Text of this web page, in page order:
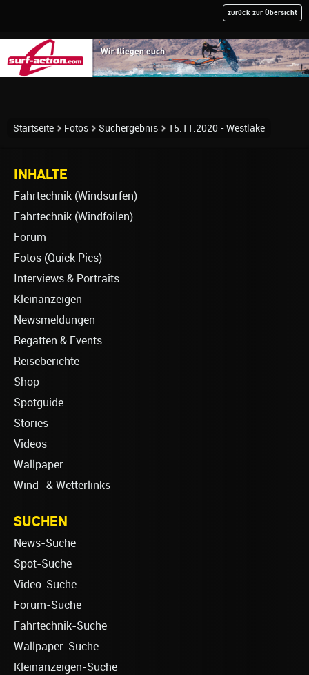
zurück zur Übersicht
Startseite Fotos Suchergebnis 15.11.2020 - Westlake
INHALTE
Fahrtechnik (Windsurfen)
Fahrtechnik (Windfoilen)
Forum
Fotos (Quick Pics)
Interviews & Portraits
Kleinanzeigen
Newsmeldungen
Regatten & Events
Reiseberichte
Shop
Spotguide
Stories
Videos
Wallpaper
Wind- & Wetterlinks
SUCHEN
News-Suche
Spot-Suche
Video-Suche
Forum-Suche
Fahrtechnik-Suche
Wallpaper-Suche
Kleinanzeigen-Suche